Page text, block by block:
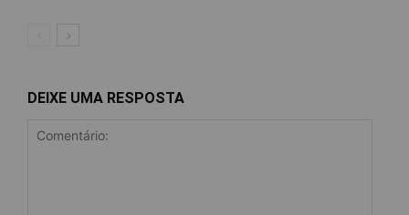
DEIXE UMA RESPOSTA